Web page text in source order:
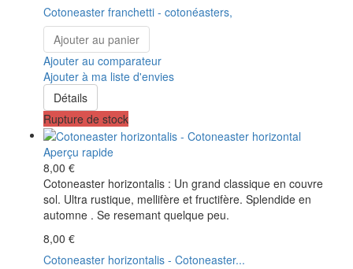
Cotoneaster franchetti - cotonéasters,
Ajouter au panier
Ajouter au comparateur
Ajouter à ma liste d'envies
Détails
Rupture de stock
Aperçu rapide
8,00 €
Cotoneaster horizontalis : Un grand classique en couvre
sol. Ultra rustique, mellifère et fructifère. Splendide en
automne . Se resemant quelque peu.
8,00 €
Cotoneaster horizontalis - Cotoneaster...